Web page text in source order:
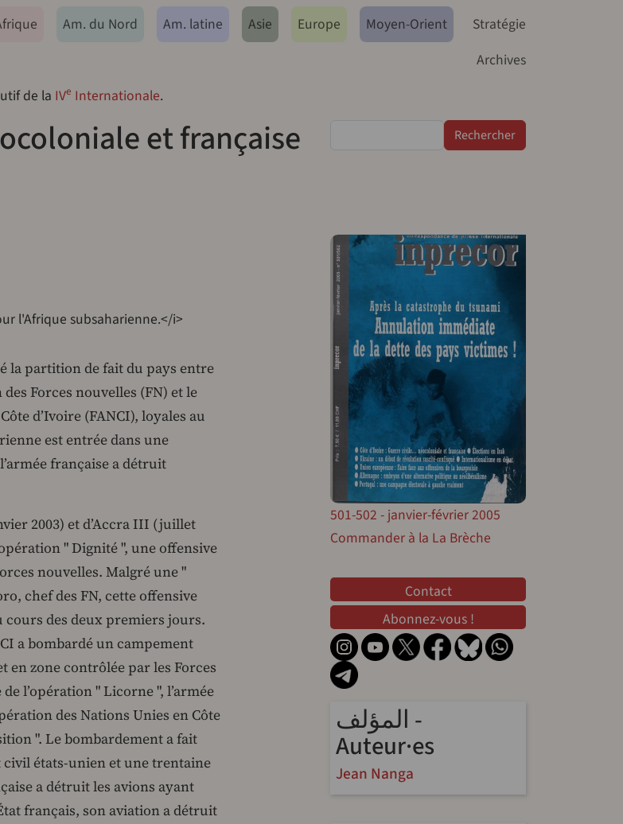
Am. du Nord Am. latine Asie Europe Moyen-Orient
Stratégie
Archives
de la IVe Internationale.
et française
l'Afrique subsaharienne.</i>
la partition de fait du pays entre
Forces nouvelles (FN) et le
d’Ivoire (FANCI), loyales au
est entrée dans une
française a détruit
2003) et d’Accra III (juillet
" Dignité ", une offensive
nouvelles. Malgré une "
chef des FN, cette offensive
cours des deux premiers jours.
a bombardé un campement
en zone contrôlée par les Forces
l’opération " Licorne ", l’armée
des Nations Unies en Côte
". Le bombardement a fait
états-unien et une trentaine
a détruit les avions ayant
français, son aviation a détruit
501-502 - janvier-février 2005
Commander à la La Brèche
Contact
Abonnez-vous !
المؤلف -
Auteur·es
Jean Nanga